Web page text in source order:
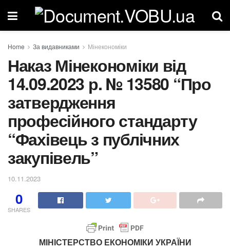
Home За видавниками Мінекономіки
Наказ Мінекономіки від
14.09.2023 р. № 13580 “Про
затвердження
професійного стандарту
“Фахівець з публічних
закупівель”
10.11.2023
0
SHARES
МІНІСТЕРСТВО ЕКОНОМІКИ УКРАЇНИ